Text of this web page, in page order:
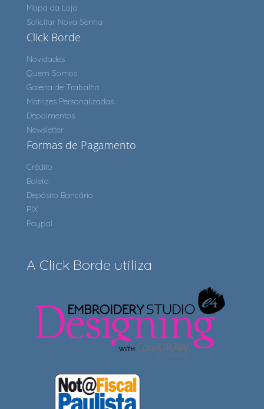
Mapa da Loja
Solicitar Nova Senha
Click Borde
Novidades
Quem Somos
Galeria de Trabalho
Matrizes Personalizadas
Depoimentos
Newsletter
Formas de Pagamento
Crédito
Boleto
Depósito Bancário
PIX
Paypal
A Click Borde utiliza